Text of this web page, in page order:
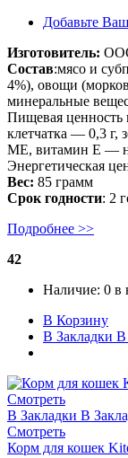
Добавьте
Изготовитель:
Состав:мясо и
4%), овощи
минеральные
Пищевая
клетчатка — 0,3
МЕ, витамин Е —
Энергетическая
Вес: 85 грамм
Срок годности: 2
Подробнее >>
42
Наличие: 0 в
В Корзину
В Закладки В
Смотреть
В Закладки В
Смотреть
Корм для кошек